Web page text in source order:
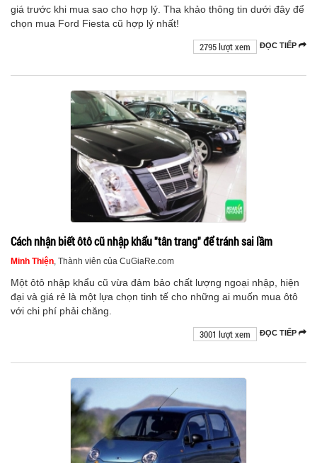
giá trước khi mua sao cho hợp lý. Tha khảo thông tin dưới đây để
chọn mua Ford Fiesta cũ hợp lý nhất!
ĐỌC TIẾP
2795 lượt xem
Cách nhận biết ôtô cũ nhập khẩu "tân trang" để tránh sai lầm
Minh Thiện, Thành viên của CuGiaRe.com
Một ôtô nhập khẩu cũ vừa đảm bảo chất lượng ngoại nhập, hiện
đại và giá rẻ là một lựa chọn tinh tế cho những ai muốn mua ôtô
với chi phí phải chăng.
ĐỌC TIẾP
3001 lượt xem